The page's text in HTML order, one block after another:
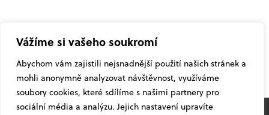
Vážíme si vašeho soukromí
Abychom vám zajistili nejsnadnější použití našich stránek a
mohli anonymně analyzovat návštěvnost, využíváme
soubory cookies, které sdílíme s našimi partnery pro
sociální média a analýzu. Jejich nastavení upravíte
SDÍLET ČLÁNEK